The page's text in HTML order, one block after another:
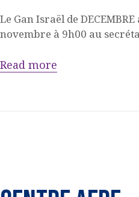
CENTRE
Le Gan Israël de
novembre à 9h00 au
Read more